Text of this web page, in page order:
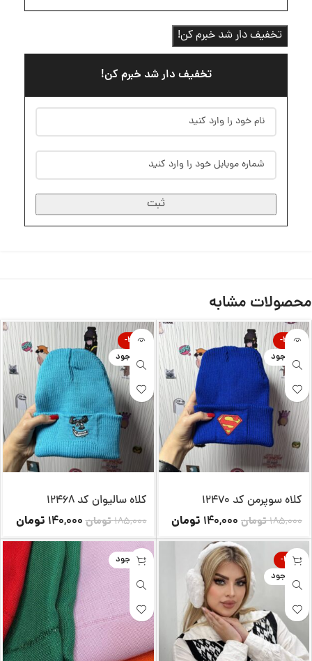
تخفیف دار شد خبرم کن!
تخفیف دار شد خبرم کن!
ثبت
محصولات مشابه
-24%
ناموجود
کلاه سوپرمن کد 12470
185,000تومان 140,000 تومان
-24%
ناموجود
کلاه سالیوان کد 12468
185,000تومان140,000 تومان
-26%
ناموجود
ناموجود